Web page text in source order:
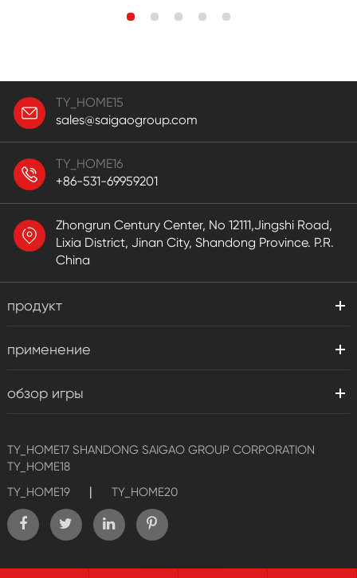
TY_HOME15
sales@saigaogroup.com
TY_HOME16
+86-531-69959201
Zhongrun Century Center, No 12111,Jingshi Road,
Lixia District, Jinan City, Shandong Province. P.R.
China
продукт
применение
обзор игры
TY_HOME17 SHANDONG SAIGAO GROUP CORPORATION
TY_HOME18
TY_HOME19
| TY_HOME20